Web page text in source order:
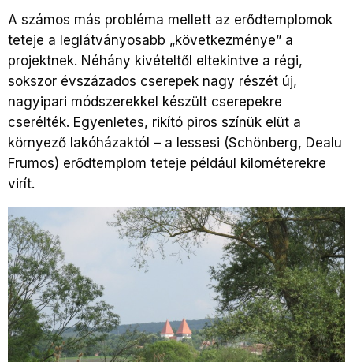
A számos más probléma mellett az erődtemplomok
teteje a leglátványosabb „következménye” a
projektnek. Néhány kivételtől eltekintve a régi,
sokszor évszázados cserepek nagy részét új,
nagyipari módszerekkel készült cserepekre
cserélték. Egyenletes, rikító piros színük elüt a
környező lakóházaktól – a lessesi (Schönberg, Dealu
Frumos) erődtemplom teteje például kilométerekre
virít.